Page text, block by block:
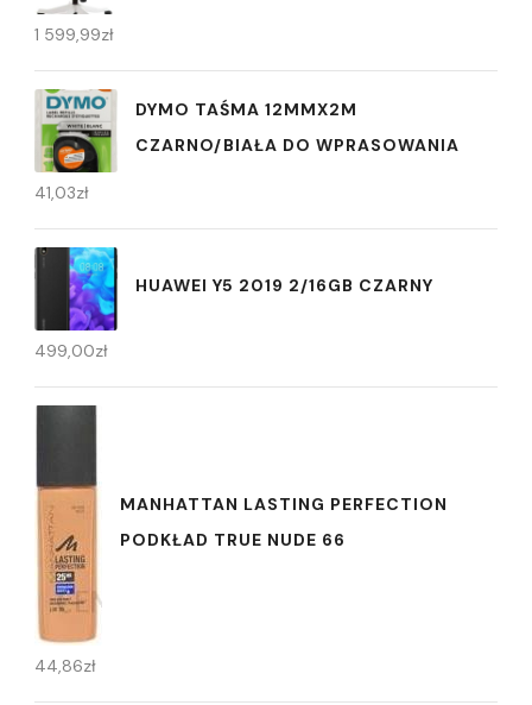
1 599,99zł
DYMO TAŚMA 12MMX2M
CZARNO/BIAŁA DO WPRASOWANIA
41,03zł
HUAWEI Y5 2019 2/16GB CZARNY
499,00zł
MANHATTAN LASTING PERFECTION
PODKŁAD TRUE NUDE 66
44,86zł